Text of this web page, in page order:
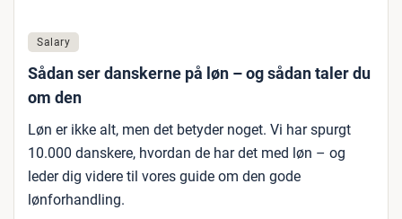
Salary
Sådan ser danskerne på løn – og sådan taler du
om den
Løn er ikke alt, men det betyder noget. Vi har spurgt
10.000 danskere, hvordan de har det med løn – og
leder dig videre til vores guide om den gode
lønforhandling.